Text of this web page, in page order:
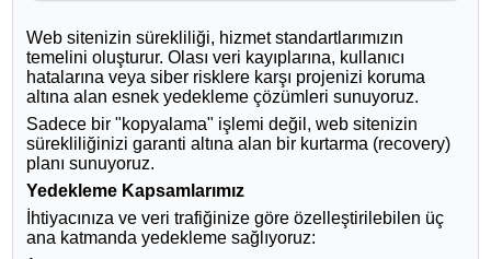
Web sitenizin sürekliliği, hizmet standartlarımızın
temelini oluşturur. Olası veri kayıplarına, kullanıcı
hatalarına veya siber risklere karşı projenizi koruma
altına alan esnek yedekleme çözümleri sunuyoruz.
Sadece bir "kopyalama" işlemi değil, web sitenizin
sürekliliğinizi garanti altına alan bir kurtarma (recovery)
planı sunuyoruz.
Yedekleme Kapsamlarımız
İhtiyacınıza ve veri trafiğinize göre özelleştirilebilen üç
ana katmanda yedekleme sağlıyoruz: